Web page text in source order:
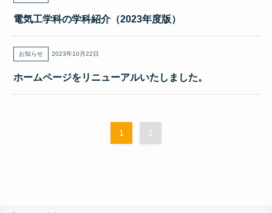
電気工学科の学科紹介（2023年度版）
2023年10月22日
お知らせ
ホームページをリニューアルいたしました。
1 2